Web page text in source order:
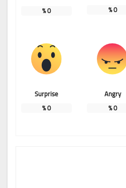
0
%
0
%
Angry
0
%
Surprise
0
%